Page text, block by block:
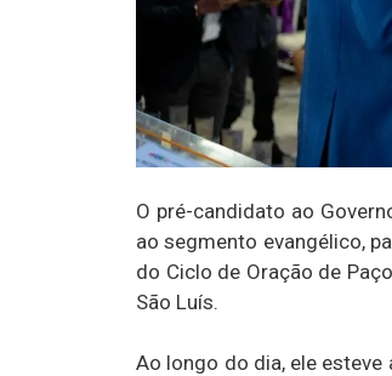
O pré-candidato ao
ao segmento evangélico,
do Ciclo de Oração de
São Luís.
Ao longo do dia, ele